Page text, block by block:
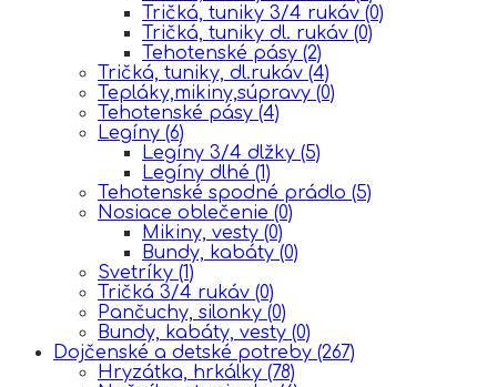
Tričká, tuniky 3/4 rukáv (0)
Tričká, tuniky dl. rukáv (0)
Tehotenské pásy (2)
Tričká, tuniky, dl.rukáv (4)
Tepláky,mikiny,súpravy (0)
Tehotenské pásy (4)
Legíny (6)
Legíny 3/4 dlžky (5)
Legíny dlhé (1)
Tehotenské spodné prádlo (5)
Nosiace oblečenie (0)
Mikiny, vesty (0)
Bundy, kabáty (0)
Svetríky (1)
Tričká 3/4 rukáv (0)
Pančuchy, silonky (0)
Bundy, kabáty, vesty (0)
Dojčenské a detské potreby (267)
Hryzátka, hrkálky (78)